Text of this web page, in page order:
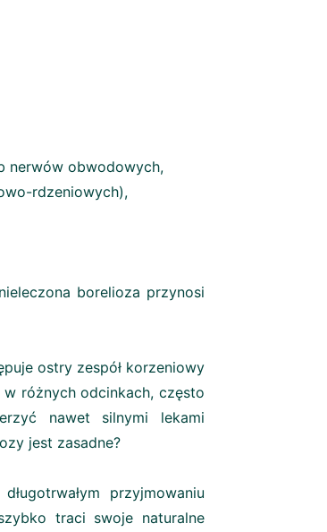
nerwów obwodowych,
rdzeniowych),
borelioza przynosi
ostry zespół korzeniowy
różnych odcinkach, często
nawet silnymi lekami
jest zasadne?
przyjmowaniu
traci swoje naturalne